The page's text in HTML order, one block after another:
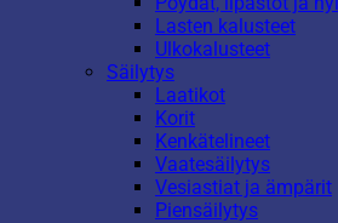
Lasten kalusteet
Ulkokalusteet
Säilytys
Laatikot
Korit
Kenkätelineet
Vaatesäilytys
Vesiastiat ja ämpärit
Piensäilytys